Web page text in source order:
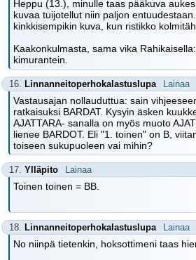
Heppu (13.), minulle taas pääkuva
kuvaa tuijotellut niin paljon
kinkkisempikin kuva, kun ristikko
Kaakonkulmasta, sama vika
kimurantein.
16. Linnanneitoperhokalastuslupa Lainaa
Vastausajan nollauduttua: sain
ratkaisuksi BARDAT. Kysyin äsken
AJATTARA- sanalla on myös muoto
lienee BARDOT. Eli "1. toinen" on B,
toiseen sukupuoleen vai mihin?
17. Ylläpito Lainaa
Toinen toinen = BB.
18. Linnanneitoperhokalastuslupa Lainaa
No niinpä tietenkin, hoksottimeni taas